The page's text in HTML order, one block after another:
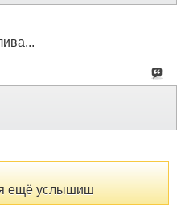
ещё услышиш